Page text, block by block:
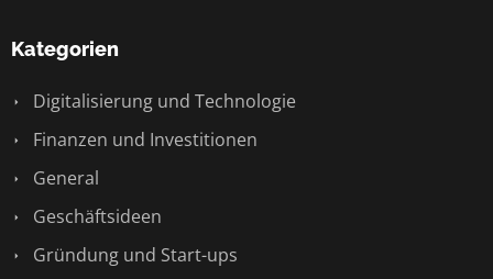
Kategorien
Digitalisierung und Technologie
Finanzen und Investitionen
General
Geschäftsideen
Gründung und Start-ups